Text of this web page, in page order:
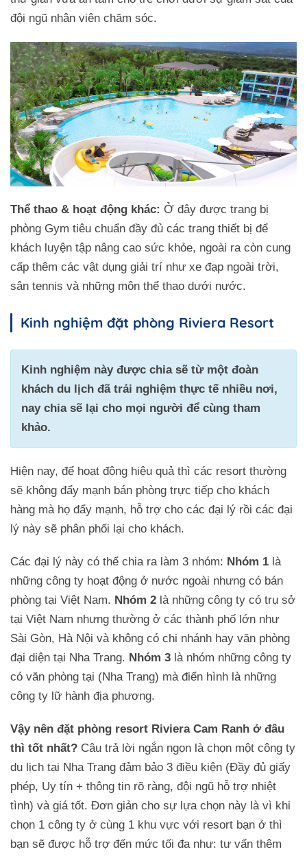
đội ngũ nhân viên chăm sóc.
Thể thao & hoạt động khác: Ở đây được trang bị
phòng Gym tiêu chuẩn đầy đủ các trang thiết bị để
khách luyện tập nâng cao sức khỏe, ngoài ra còn cung
cấp thêm các vật dụng giải trí như xe đạp ngoài trời,
sân tennis và những môn thể thao dưới nước.
Kinh nghiệm đặt phòng Riviera Resort
Kinh nghiệm này được chia sẽ từ một đoàn
khách du lịch đã trải nghiệm thực tế nhiều nơi,
nay chia sẽ lại cho mọi người để cùng tham
khảo.
Hiện nay, để hoạt động hiệu quả thì các resort thường
sẽ không đẩy mạnh bán phòng trực tiếp cho khách
hàng mà họ đẩy mạnh, hỗ trợ cho các đại lý rồi các đại
lý này sẽ phân phối lại cho khách.
Các đại lý này có thể chia ra làm 3 nhóm: Nhóm 1 là
những công ty hoạt động ở nước ngoài nhưng có bán
phòng tại Việt Nam. Nhóm 2 là những công ty có trụ sở
tại Việt Nam nhưng thường ở các thành phố lớn như
Sài Gòn, Hà Nội và không có chi nhánh hay văn phòng
đại diện tại Nha Trang. Nhóm 3 là nhóm những công ty
có văn phòng tại (Nha Trang) mà điển hình là những
công ty lữ hành địa phương.
Vậy nên đặt phòng resort Riviera Cam Ranh ở đâu
thì tốt nhất? Câu trả lời ngắn ngọn là chọn một công ty
du lịch tại Nha Trang đảm bảo 3 điều kiện (Đầy đủ giấy
phép, Uy tín + thông tin rõ ràng, đội ngũ hỗ trợ nhiệt
tình) và giá tốt. Đơn giản cho sự lựa chọn này là vì khi
chọn 1 công ty ở cùng 1 khu vực với resort bạn ở thì
bạn sẽ được hỗ trợ đến mức tối đa như: tư vấn thêm